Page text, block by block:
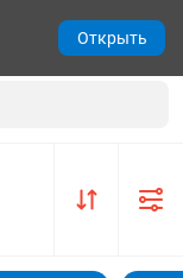
Открыть